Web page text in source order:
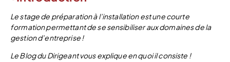
Le stage de préparation à l’installation est une courte
formation permettant de se sensibiliser aux domaines de la
gestion d’entreprise !
Le Blog du Dirigeant vous explique en quoi il consiste !